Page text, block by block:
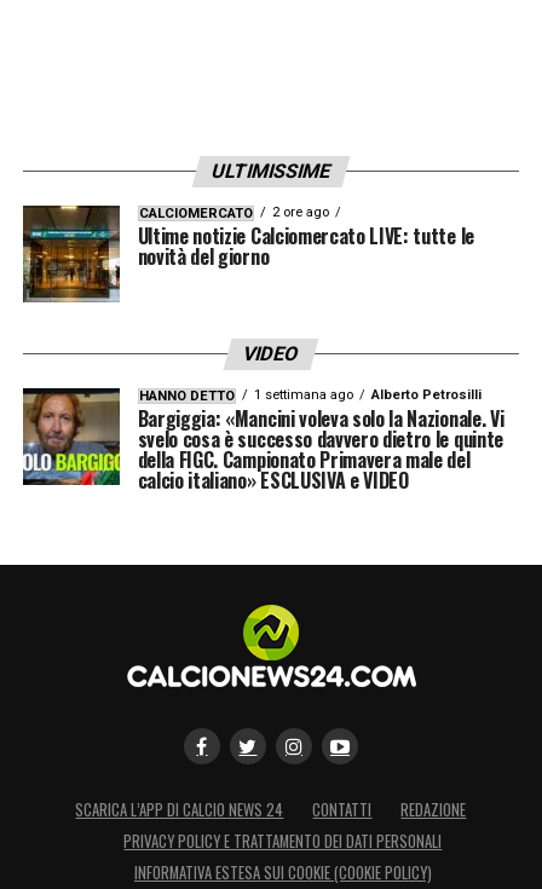
ULTIMISSIME
CALCIOMERCATO 2 ore ago
Ultime notizie Calciomercato LIVE: tutte le
novità del giorno
VIDEO
HANNO DETTO 1 settimana ago Alberto Petrosilli
Bargiggia: «Mancini voleva solo la Nazionale. Vi
svelo cosa è successo davvero dietro le quinte
della FIGC. Campionato Primavera male del
calcio italiano» ESCLUSIVA e VIDEO
SCARICA L’APP DI CALCIO NEWS 24 CONTATTI
REDAZIONE
PRIVACY POLICY E TRATTAMENTO DEI DATI PERSONALI
INFORMATIVA ESTESA SUI COOKIE (COOKIE POLICY)